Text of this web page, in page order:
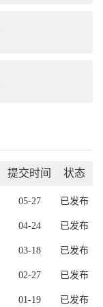
提交时间 状态
07-22 已发布
06-17 已发布
05-27 已发布
04-24 已发布
03-18 已发布
02-27 已发布
01-19 已发布